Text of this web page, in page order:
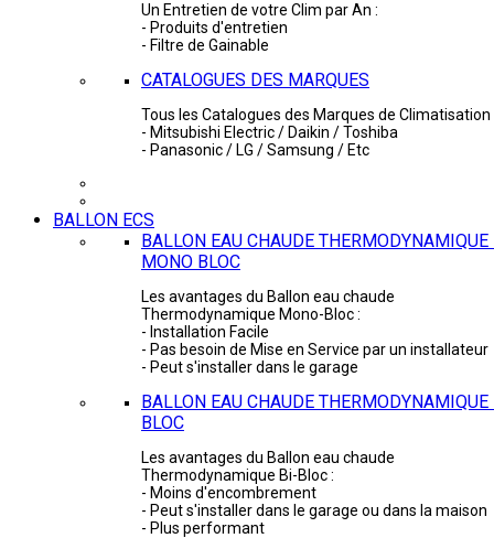
Un Entretien de votre Clim par An :
- Produits d'entretien
- Filtre de Gainable
CATALOGUES DES MARQUES
Tous les Catalogues des Marques de Climatisation
- Mitsubishi Electric / Daikin / Toshiba
- Panasonic / LG / Samsung / Etc
BALLON ECS
BALLON EAU CHAUDE THERMODYNAMIQUE
MONO BLOC
Les avantages du Ballon eau chaude
Thermodynamique Mono-Bloc :
- Installation Facile
- Pas besoin de Mise en Service par un installateur
- Peut s'installer dans le garage
BALLON EAU CHAUDE
BLOC
Les avantages du Ballon eau chaude
Thermodynamique Bi-Bloc :
- Moins d'encombrement
- Peut s'installer dans le garage ou dans la maison
- Plus performant